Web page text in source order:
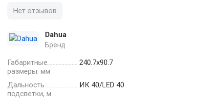
Нет отзывов
Dahua
Бренд
Габаритные
размеры. мм
240.7х90.7
Дальность
подсветки, м
ИК 40/LED 40